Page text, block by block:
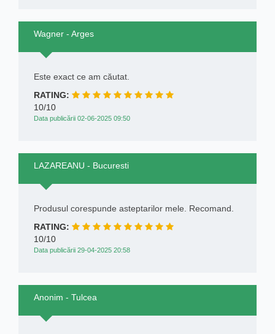
Wagner - Arges
Este exact ce am căutat.
RATING:
10/10
Data publicării 02-06-2025 09:50
LAZAREANU - Bucuresti
Produsul corespunde asteptarilor mele. Recomand.
RATING:
10/10
Data publicării 29-04-2025 20:58
Anonim - Tulcea